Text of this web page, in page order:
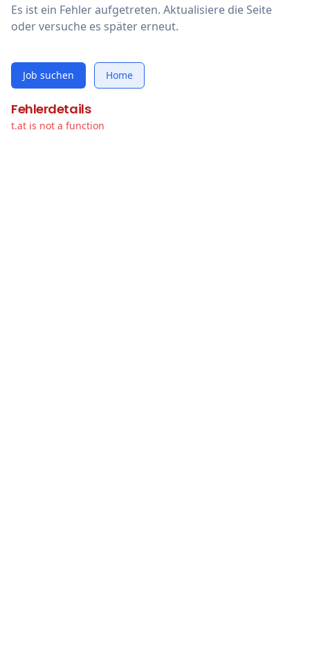
Es ist ein Fehler aufgetreten. Aktualisiere die Seite
oder versuche es später erneut.
Job suchen Home
Fehlerdetails
t.at is not a function